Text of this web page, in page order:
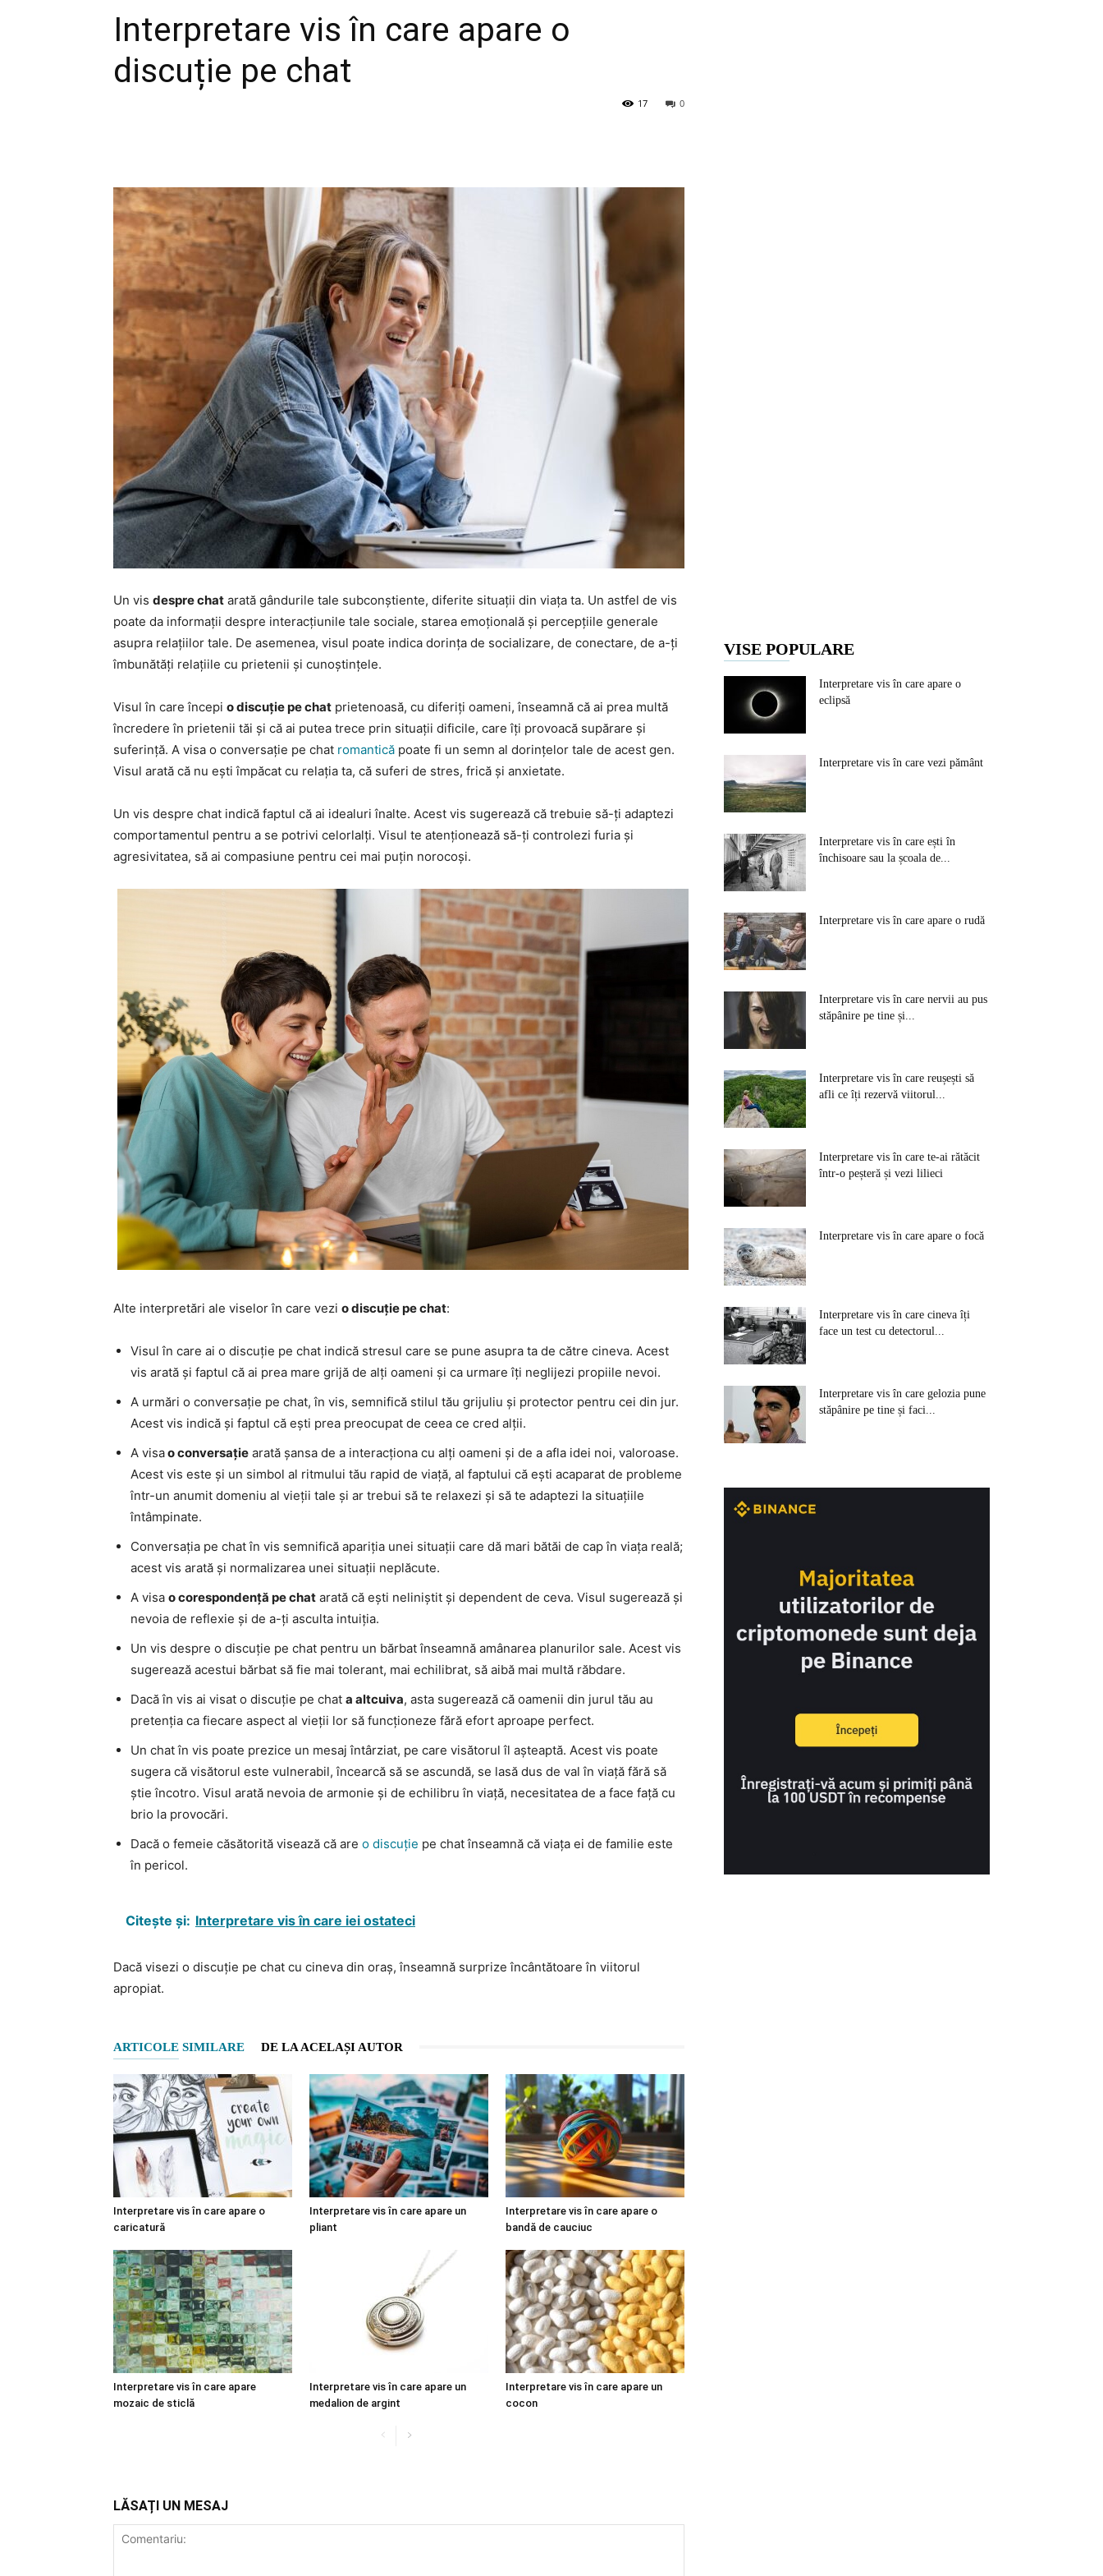
Interpretare vis în care apare o
discuție pe chat
0
17
Un vis despre chat arată gândurile tale subconștiente, diferite situații din viața ta. Un astfel de vis
poate da informații despre interacțiunile tale sociale, starea emoțională și percepțiile generale
asupra relațiilor tale. De asemenea, visul poate indica dorința de socializare, de conectare, de a-ți
îmbunătăți relațiile cu prietenii și cunoștințele.
Visul în care începi o discuție pe chat prietenoasă, cu diferiți oameni, înseamnă că ai prea multă
încredere în prietenii tăi și că ai putea trece prin situații dificile, care îți provoacă supărare și
suferință. A visa o conversație pe chat romantică poate fi un semn al dorințelor tale de acest gen.
Visul arată că nu ești împăcat cu relația ta, că suferi de stres, frică și anxietate.
Un vis despre chat indică faptul că ai idealuri înalte. Acest vis sugerează că trebuie să-ți adaptezi
comportamentul pentru a se potrivi celorlalți. Visul te atenționează să-ți controlezi furia și
agresivitatea, să ai compasiune pentru cei mai puțin norocoși.
Alte interpretări ale viselor în care vezi o discuție pe chat:
Visul în care ai o discuție pe chat indică stresul care se pune asupra ta de către cineva. Acest
vis arată și faptul că ai prea mare grijă de alți oameni și ca urmare îți neglijezi propiile nevoi.
A urmări o conversație pe chat, în vis, semnifică stilul tău grijuliu și protector pentru cei din jur.
Acest vis indică și faptul că ești prea preocupat de ceea ce cred alții.
A visao conversație arată șansa de a interacționa cu alți oameni și de a afla idei noi, valoroase.
Acest vis este și un simbol al ritmului tău rapid de viață, al faptului că ești acaparat de probleme
într-un anumit domeniu al vieții tale și ar trebui să te relaxezi și să te adaptezi la situațiile
întâmpinate.
Conversația pe chat în vis semnifică apariția unei situații care dă mari bătăi de cap în viața reală;
acest vis arată și normalizarea unei situații neplăcute.
A visa o corespondență pe chat arată că ești neliniștit și dependent de ceva. Visul sugerează și
nevoia de reflexie și de a-ți asculta intuiția.
Un vis despre o discuție pe chat pentru un bărbat înseamnă amânarea planurilor sale. Acest vis
sugerează acestui bărbat să fie mai tolerant, mai echilibrat, să aibă mai multă răbdare.
Dacă în vis ai visat o discuție pe chat a altcuiva, asta sugerează că oamenii din jurul tău au
pretenția ca fiecare aspect al vieții lor să funcționeze fără efort aproape perfect.
Un chat în vis poate prezice un mesaj întârziat, pe care visătorul îl așteaptă. Acest vis poate
sugera că visătorul este vulnerabil, încearcă să se ascundă, se lasă dus de val în viață fără să
știe încotro. Visul arată nevoia de armonie și de echilibru în viață, necesitatea de a face față cu
brio la provocări.
Dacă o femeie căsătorită visează că are o discuție pe chat înseamnă că viața ei de familie este
în pericol.
Citește și: Interpretare vis în care iei ostateci
Dacă visezi o discuție pe chat cu cineva din oraș, înseamnă surprize încântătoare în viitorul
apropiat.
ARTICOLE SIMILARE DE LA ACELAȘI AUTOR
Interpretare vis în care apare o
caricatură
Interpretare vis în care apare un
pliant
Interpretare vis în care apare o
bandă de cauciuc
Interpretare vis în care apare
mozaic de sticlă
Interpretare vis în care apare un
medalion de argint
Interpretare vis în care apare un
cocon
LĂSAȚI UN MESAJ
VISE POPULARE
Interpretare vis în care apare o
eclipsă
Interpretare vis în care vezi pământ
Interpretare vis în care ești în
închisoare sau la școala de...
Interpretare vis în care apare o rudă
Interpretare vis în care nervii au pus
stăpânire pe tine și...
Interpretare vis în care reușești să
afli ce îți rezervă viitorul...
Interpretare vis în care te-ai rătăcit
într-o peșteră și vezi lilieci
Interpretare vis în care apare o focă
Interpretare vis în care cineva îți
face un test cu detectorul...
Interpretare vis în care gelozia pune
stăpânire pe tine și faci...